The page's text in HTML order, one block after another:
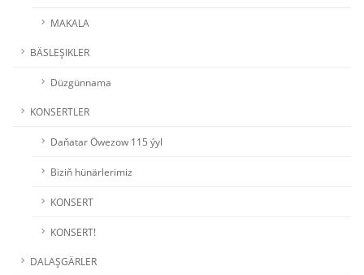
MAKALA
BÄSLEŞIKLER
Düzgünnama
KONSERTLER
Daňatar Öwezow 115 ýyl
Biziň hünärlerimiz
KONSERT
KONSERT!
DALAŞGÄRLER